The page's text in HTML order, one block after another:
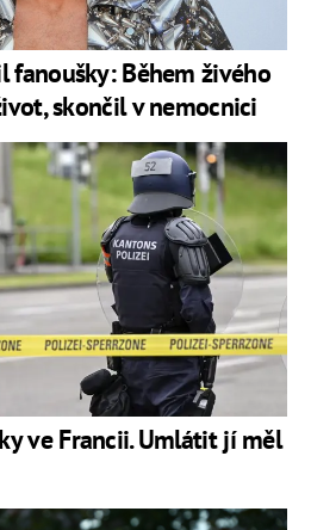
fanoušky: Během živého
skončil v nemocnici
ve Francii. Umlátit jí měl